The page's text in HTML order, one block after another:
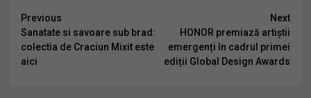
Continue
Reading
Previous
Sanatate si savoare sub brad:
colectia de Craciun Mixit este
aici
Next
HONOR premiază artiștii
emergenți în cadrul primei
ediții Global Design Awards